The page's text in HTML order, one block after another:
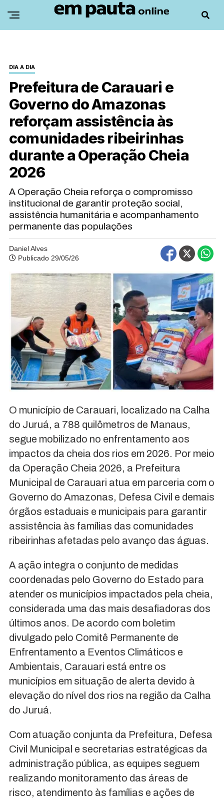
DIA A DIA
Prefeitura de Carauari e
Governo do Amazonas
reforçam assistência às
comunidades ribeirinhas
durante a Operação Cheia
2026
A Operação Cheia reforça o compromisso
institucional de garantir proteção social,
assistência humanitária e acompanhamento
permanente das populações
Daniel Alves
Publicado 29/05/26
O município de Carauari, localizado na Calha
do Juruá, a 788 quilômetros de Manaus,
segue mobilizado no enfrentamento aos
impactos da cheia dos rios em 2026. Por meio
da Operação Cheia 2026, a Prefeitura
Municipal de Carauari atua em parceria com o
Governo do Amazonas, Defesa Civil e demais
órgãos estaduais e municipais para garantir
assistência às famílias das comunidades
ribeirinhas afetadas pelo avanço das águas.
A ação integra o conjunto de medidas
coordenadas pelo Governo do Estado para
atender os municípios impactados pela cheia,
considerada uma das mais desafiadoras dos
últimos anos. De acordo com boletim
divulgado pelo Comitê Permanente de
Enfrentamento a Eventos Climáticos e
Ambientais, Carauari está entre os
municípios em situação de alerta devido à
elevação do nível dos rios na região da Calha
do Juruá.
Com atuação conjunta da Prefeitura, Defesa
Civil Municipal e secretarias estratégicas da
administração pública, as equipes seguem
realizando monitoramento das áreas de
risco, atendimento às famílias e ações de